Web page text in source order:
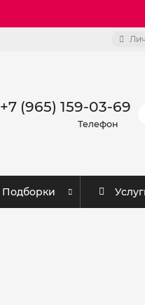
+7 (965) 159-03-69
Телефон
Подборки